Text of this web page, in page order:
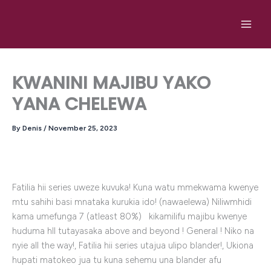
KWANINI MAJIBU YAKO
YANA CHELEWA
By Denis / November 25, 2023
Fatilia hii series uweze kuvuka! Kuna watu mmekwama kwenye
mtu sahihi basi mnataka kurukia ido! (nawaelewa) Niliwmhidi
kama umefunga 7 (atleast 80%) kikamilifu majibu kwenye
huduma hll tutayasaka above and beyond ! General ! Niko na
nyie all the way!, Fatilia hii series utajua ulipo blander!, Ukiona
hupati matokeo jua tu kuna sehemu una blander afu